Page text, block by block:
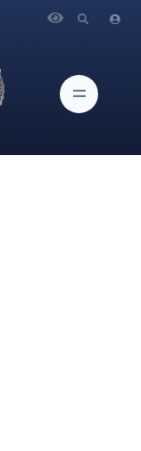
о
Суда ООН